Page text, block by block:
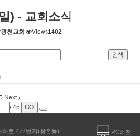
) - 교회소식
광천교회 Views1402
검색
Next
/ 45
GO
하로 472번지(쌍촌동) PC버전